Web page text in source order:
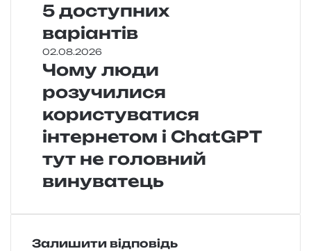
5 доступних
варіантів
02.08.2026
Чому люди
розучилися
користуватися
інтернетом і ChatGPT
тут не головний
винуватець
Залишити відповідь